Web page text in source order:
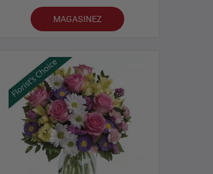
MAGASINEZ